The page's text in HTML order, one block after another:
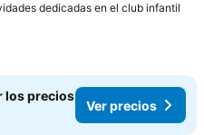
dedicadas en el club infantil
los precios
Ver precios